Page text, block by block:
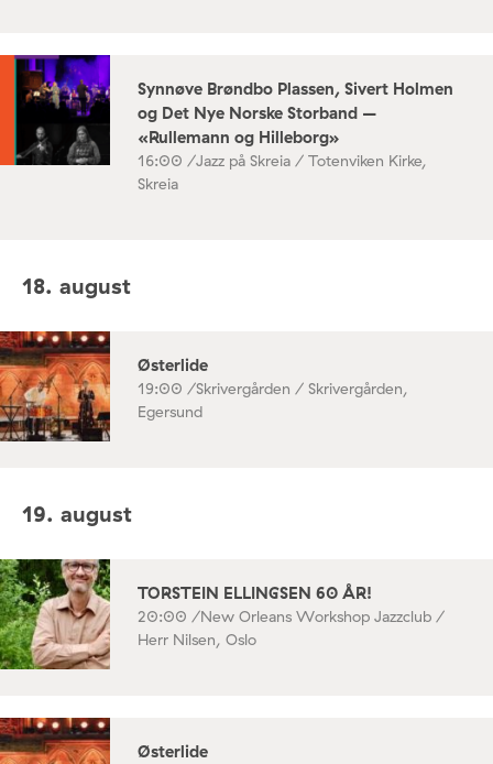
Synnøve Brøndbo Plassen, Sivert Holmen
og Det Nye Norske Storband –
«Rullemann og Hilleborg»
16:00 /Jazz på Skreia / Totenviken Kirke,
Skreia
18. august
Østerlide
19:00 /Skrivergården / Skrivergården,
Egersund
19. august
TORSTEIN ELLINGSEN 60 ÅR!
20:00 /New Orleans Workshop Jazzclub /
Herr Nilsen, Oslo
Østerlide